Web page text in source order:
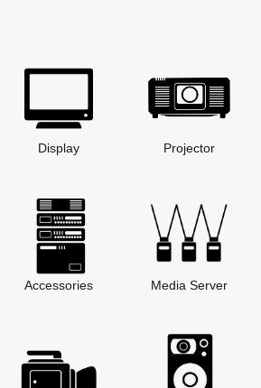
Display Projector
Accessories Media Server